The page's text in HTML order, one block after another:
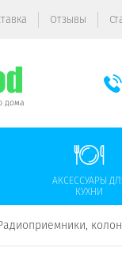
Отзывы
АКСЕССУАРЫ
КУХНИ